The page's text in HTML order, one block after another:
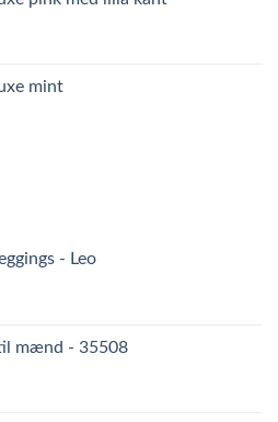
mint
- Leo
mænd - 35508